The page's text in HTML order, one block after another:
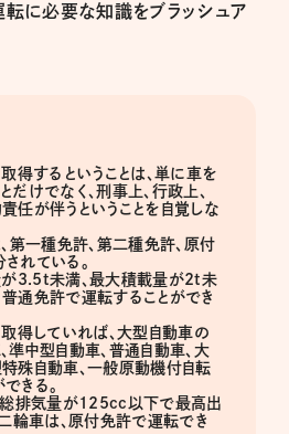
転に必要な知識をブラッシュア
得するということは、単に車を
だけでなく、刑事上、行政上、
任が伴うということを自覚しな
第一種免許、第二種免許、原付
れている。
3.5t未満、最大積載量が2t未
通免許で運転することができ
得していれば、大型自動車の
準中型自動車、普通自動車、大
殊自動車、一般原動機付自転
きる。
排気量が125cc以下で最高出
輪車は、原付免許で運転でき